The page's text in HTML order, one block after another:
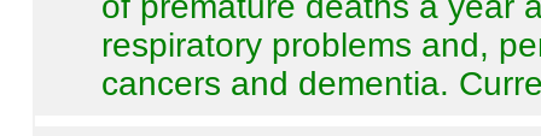
respiratory problems and,
cancers and dementia.